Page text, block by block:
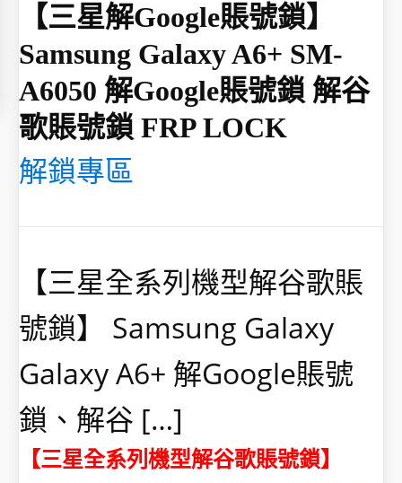
【三星解Google賬號鎖】
Samsung Galaxy A6+ SM-
A6050 解Google賬號鎖 解谷
歌賬號鎖 FRP LOCK
解鎖專區
【三星全系列機型解谷歌賬
號鎖】 Samsung Galaxy
Galaxy A6+ 解Google賬號
鎖、解谷 […]
【三星全系列機型解谷歌賬號鎖】